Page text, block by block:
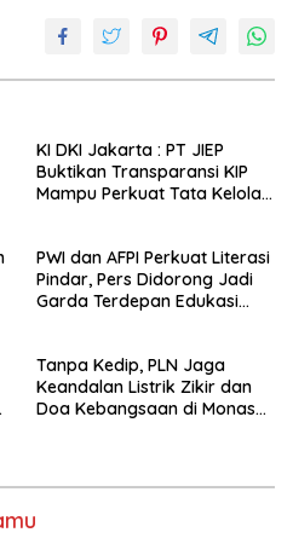
KI DKI Jakarta : PT JIEP
Buktikan Transparansi KIP
Mampu Perkuat Tata Kelola
PWI dan AFPI Perkuat Literasi
Pindar, Pers Didorong Jadi
Garda Terdepan Edukasi
Tanpa Kedip, PLN Jaga
Keandalan Listrik Zikir dan
Doa Kebangsaan di Monas